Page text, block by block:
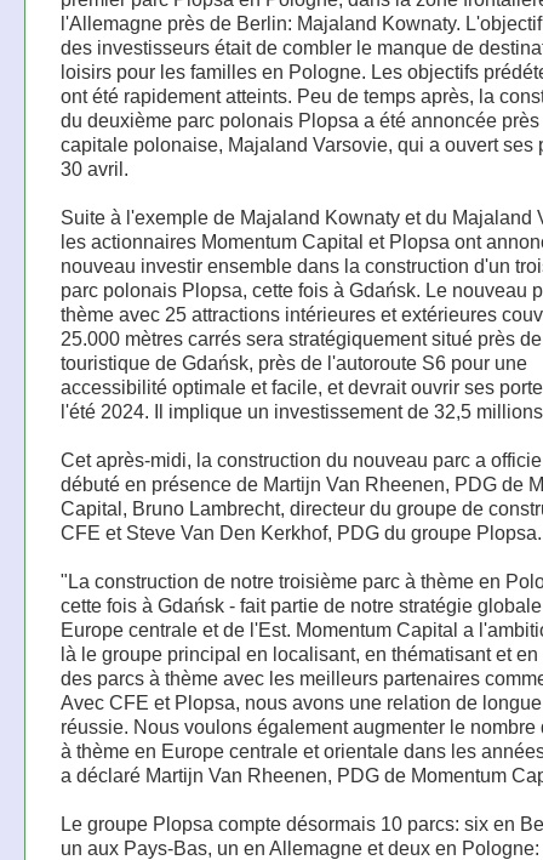
l'Allemagne près de Berlin: Majaland Kownaty.
des investisseurs était de combler le manque de
loisirs pour les familles en Pologne. Les objectifs
ont été rapidement atteints. Peu de temps après, la
du deuxième parc polonais Plopsa a été annoncée
capitale polonaise, Majaland Varsovie, qui a ouvert ses
30 avril.
Suite à l'exemple de Majaland Kownaty et du Majaland
les actionnaires Momentum Capital et Plopsa ont
nouveau investir ensemble dans la construction d'un
parc polonais Plopsa, cette fois à Gdańsk. Le nouveau
thème avec 25 attractions intérieures et extérieures
25.000 mètres carrés sera stratégiquement situé près
touristique de Gdańsk, près de l'autoroute S6 pour une
accessibilité optimale et facile, et devrait ouvrir ses
l'été 2024. Il implique un investissement de 32,5
Cet après-midi, la construction du nouveau parc a
débuté en présence de Martijn Van Rheenen, PDG de
Capital, Bruno Lambrecht, directeur du groupe de
CFE et Steve Van Den Kerkhof, PDG du groupe Plopsa.
"La construction de notre troisième parc à thème en
cette fois à Gdańsk - fait partie de notre stratégie
Europe centrale et de l'Est. Momentum Capital a
là le groupe principal en localisant, en thématisant et
des parcs à thème avec les meilleurs partenaires
Avec CFE et Plopsa, nous avons une relation de
réussie. Nous voulons également augmenter le nombre
à thème en Europe centrale et orientale dans les
a déclaré Martijn Van Rheenen, PDG de Momentum
Le groupe Plopsa compte désormais 10 parcs: six en
un aux Pays-Bas, un en Allemagne et deux en